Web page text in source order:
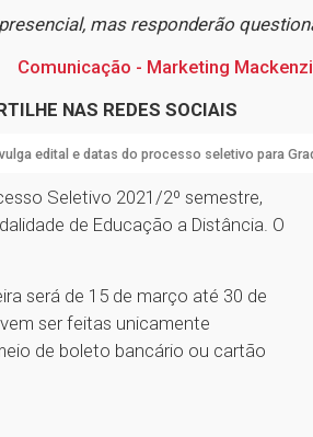
mas responderão
Comunicação - Marketing
NAS REDES SOCIAIS
edital e datas do processo seletivo para
Seletivo 2021/2º semestre,
de Educação a Distância. O
será de 15 de março até 30 de
ser feitas unicamente
de boleto bancário ou cartão